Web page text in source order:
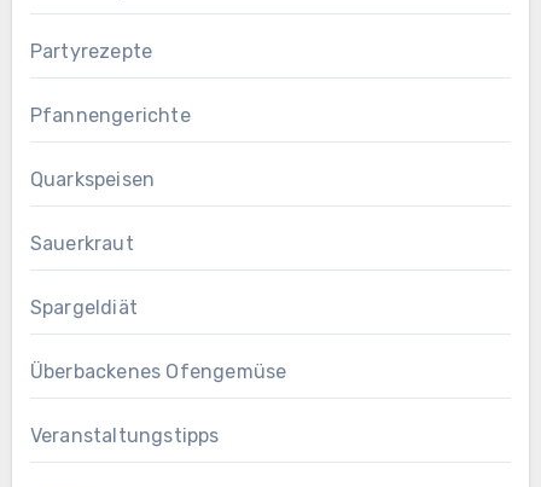
Partyrezepte
Pfannengerichte
Quarkspeisen
Sauerkraut
Spargeldiät
Überbackenes Ofengemüse
Veranstaltungstipps